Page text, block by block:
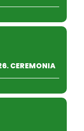
CEREMONIA